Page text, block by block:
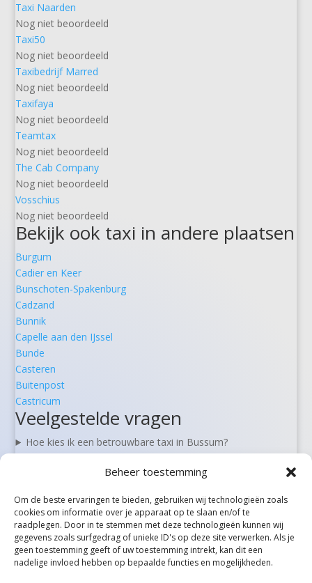
Beheer toestemming
Om de beste ervaringen te bieden, gebruiken wij technologieën zoals
cookies om informatie over je apparaat op te slaan en/of te
raadplegen. Door in te stemmen met deze technologieën kunnen wij
gegevens zoals surfgedrag of unieke ID's op deze site verwerken. Als je
geen toestemming geeft of uw toestemming intrekt, kan dit een
nadelige invloed hebben op bepaalde functies en mogelijkheden.
Taxi Naarden
Nog niet beoordeeld
Taxi50
Nog niet beoordeeld
Taxibedrijf Marred
Nog niet beoordeeld
Taxifaya
Nog niet beoordeeld
Teamtax
Nog niet beoordeeld
The Cab Company
Nog niet beoordeeld
Vosschius
Nog niet beoordeeld
Bekijk ook taxi in andere plaatsen
Burgum
Cadier en Keer
Bunschoten-Spakenburg
Cadzand
Bunnik
Capelle aan den IJssel
Bunde
Casteren
Buitenpost
Castricum
Veelgestelde vragen
Hoe kies ik een betrouwbare taxi in Bussum?
Kan ik een taxi in Bussum vooraf reserveren?
Zijn er 24/7 taxi’s beschikbaar in Bussum?
Kan ik in Bussum ook rolstoel- of zorgvervoer boeken?
Alle steden